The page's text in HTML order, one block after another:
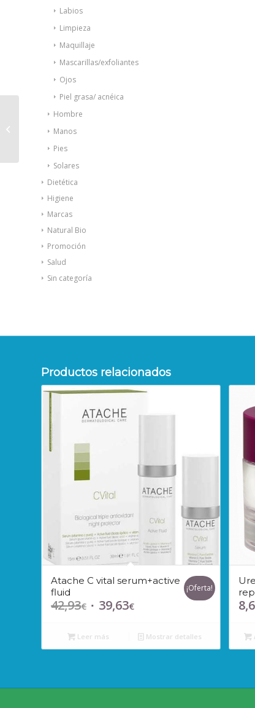
Labios
Limpieza
Maquillaje
Mascarillas/exfoliantes
Ojos
Piel grasa/ acnéica
Hombre
Manos
Pies
Solares
Dietética
Higiene
Marcas
Natural Bio
Promoción
Salud
Sin categoría
Productos relacionados
Atache C vital serum+active
fluid
42,93€ El
original
era:
39,63€El
actual
es:
¡Oferta!
Leer más Mostrar detalles
Inmediata 10amp